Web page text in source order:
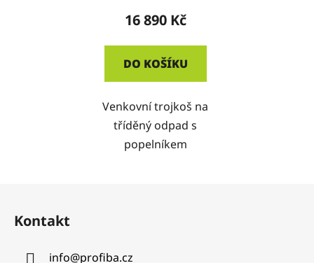
16 890 Kč
DO KOŠÍKU
Venkovní trojkoš na
tříděný odpad s
popelníkem
Kontakt
info@profiba.cz